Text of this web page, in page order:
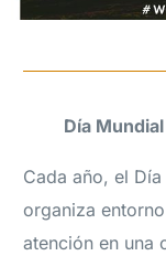
Día
Cada año, el
organiza
atención en una